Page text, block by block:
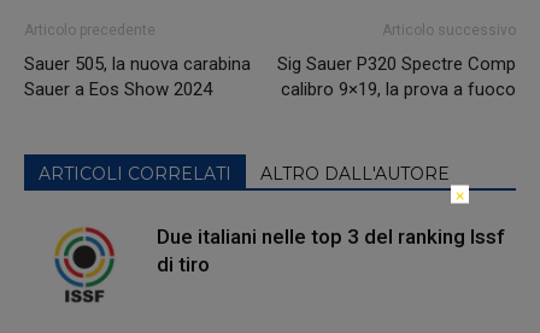
Articolo precedente
Sauer 505, la nuova carabina
Sauer a Eos Show 2024
Articolo successivo
Sig Sauer P320 Spectre Comp
calibro 9×19, la prova a fuoco
ARTICOLI CORRELATI ALTRO DALL'AUTORE
Due italiani nelle top 3 del ranking Issf
di tiro
×